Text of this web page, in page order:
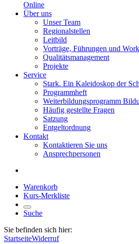
Online
Über uns
Unser Team
Regionalstellen
Leitbild
Vorträge, Führungen und
Qualitätsmanagement
Projekte
Service
Stark. Ein Kaleidoskop der
Programmheft
Weiterbildungsprogramm
Häufig gestellte Fragen
Satzung
Entgeltordnung
Kontakt
Kontaktieren Sie uns
Ansprechpersonen
Warenkorb
Kurs-Merkliste
Suche
Sie befinden sich hier:
StartseiteWiderruf